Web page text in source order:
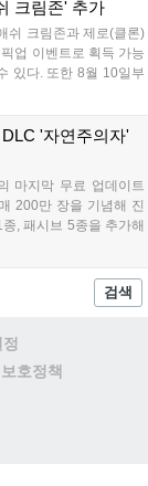
데이터 기반의 효
크림존' 추가
쉬 크림존과 제로(클론)
업 이벤트로 획득 가능
있다. 또한 8월 10일부
26일까지 트로피칼 아
된다....'자연주의자'
마지막 무료 업데이트
200만 장을 기념해 진
, 패시브 5종을 추가해
에서 한글판으로 즐길
세 정보는 공식 홈페이
검색
호정책